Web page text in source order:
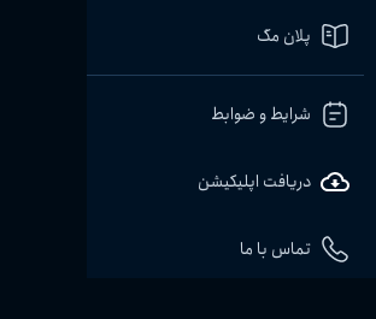
پلان مگ
شرایط و ضوابط
دریافت اپلیکیشن
تماس با ما